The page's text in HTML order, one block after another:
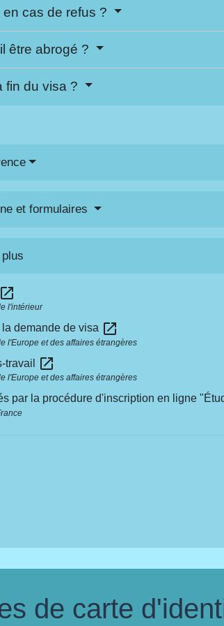
cas de refus ?
être abrogé ?
fin du visa ?
et formulaires
open_in_new
l'intérieur
demande de visa open_in_new
l'Europe et des affaires étrangères
travail open_in_new
l'Europe et des affaires étrangères
par la procédure d'inscription en ligne
de carte